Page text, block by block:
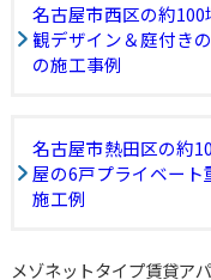
名古屋市西区の約
観デザイン＆庭付き
の施工事例
名古屋市熱田区の約
屋の6戸プライベー
施工例
メゾネットタイプ賃貸ア